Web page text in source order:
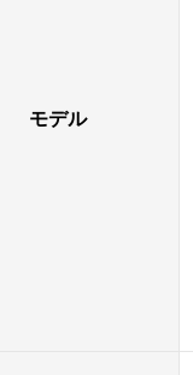
モデル